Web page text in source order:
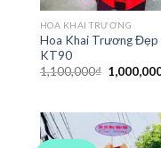
HOA KHAI TRƯƠNG
Hoa Khai Trương Đẹp
KT90
1,100,000₫ Giá
gốc